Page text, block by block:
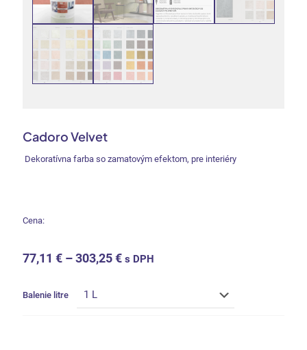
Cadoro Velvet
Dekoratívna farba so zamatovým efektom, pre interiéry
Cena:
77,11 € –303,25€ s DPH
Balenie litre